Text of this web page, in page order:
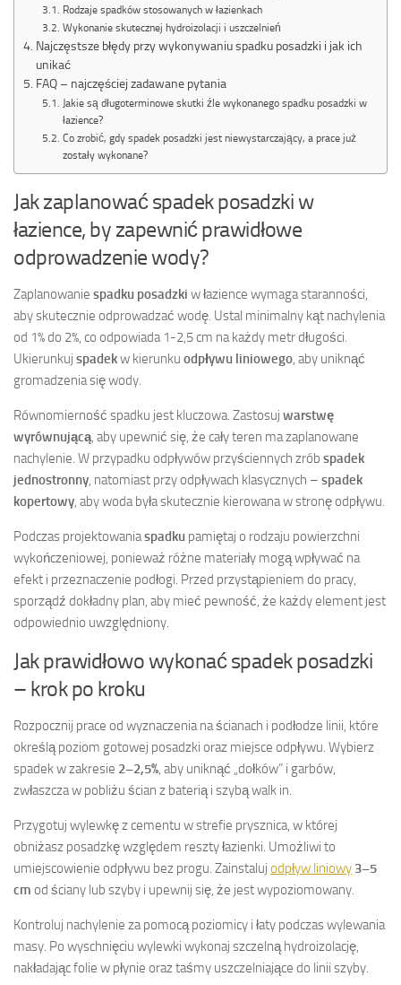
Rodzaje spadków stosowanych w łazienkach
Wykonanie skutecznej hydroizolacji i uszczelnień
Najczęstsze błędy przy wykonywaniu spadku posadzki i jak ich
unikać
FAQ – najczęściej zadawane pytania
Jakie są długoterminowe skutki źle wykonanego spadku posadzki w
łazience?
Co zrobić, gdy spadek posadzki jest niewystarczający, a prace już
zostały wykonane?
Jak zaplanować spadek posadzki w
łazience, by zapewnić prawidłowe
odprowadzenie wody?
Zaplanowanie spadku posadzki w łazience wymaga staranności,
aby skutecznie odprowadzać wodę. Ustal minimalny kąt nachylenia
od 1% do 2%, co odpowiada 1-2,5 cm na każdy metr długości.
Ukierunkuj spadekw kierunku odpływu liniowego , aby uniknąć
gromadzenia się wody.
Równomierność spadku jest kluczowa. Zastosuj warstwę
wyrównującą , aby upewnić się, że cały teren ma zaplanowane
nachylenie. W przypadku odpływów przyściennych zrób spadek
jednostronny , natomiast przy odpływach klasycznych – spadek
kopertowy , aby woda była skutecznie kierowana w stronę odpływu.
Podczas projektowaniaspadku pamiętaj o rodzaju powierzchni
wykończeniowej, ponieważ różne materiały mogą wpływać na
efekt i przeznaczenie podłogi. Przed przystąpieniem do pracy,
sporządź dokładny plan, aby mieć pewność, że każdy element jest
odpowiednio uwzględniony.
Jak prawidłowo wykonać spadek posadzki
– krok po kroku
Rozpocznij prace od wyznaczenia na ścianach i podłodze linii, które
określą poziom gotowej posadzki oraz miejsce odpływu. Wybierz
spadek w zakresie 2–2,5% , aby uniknąć „dołków” i garbów,
zwłaszcza w pobliżu ścian z baterią i szybą walk in.
Przygotuj wylewkę z cementu w strefie prysznica, w której
obniżasz posadzkę względem reszty łazienki. Umożliwi to
umiejscowienie odpływu bez progu. Zainstaluj odpływ liniowy 3–5
cm od ściany lub szyby i upewnij się, że jest wypoziomowany.
Kontroluj nachylenie za pomocą poziomicy i łaty podczas wylewania
masy. Po wyschnięciu wylewki wykonaj szczelną hydroizolację,
nakładając folie w płynie oraz taśmy uszczelniające do linii szyby.